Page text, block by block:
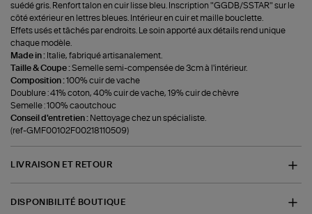
suédé gris. Renfort talon en cuir lisse bleu. Inscription "GGDB/SSTAR" sur le
côté extérieur en lettres bleues. Intérieur en cuir et maille bouclette.
Effets usés et tâchés par endroits. Le soin apporté aux détails rend unique
chaque modèle.
Made in : Italie, fabriqué artisanalement.
Taille & Coupe :Semelle semi-compensée de 3cm à l'intérieur.
Composition :100% cuir de vache
Doublure : 41% coton, 40% cuir de vache, 19% cuir de chèvre
Semelle : 100% caoutchouc
Conseil d'entretien : Nettoyage chez un spécialiste.
(ref-GMF00102F00218110509)
LIVRAISON ET RETOUR
DISPONIBILITÉ BOUTIQUE